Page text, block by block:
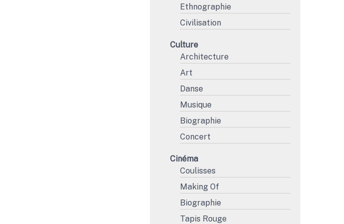
Ethnographie
Civilisation
Culture
Architecture
Art
Danse
Musique
Biographie
Concert
Cinéma
Coulisses
Making Of
Biographie
Tapis Rouge